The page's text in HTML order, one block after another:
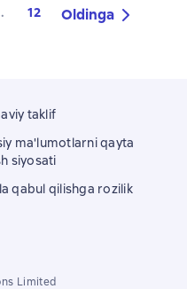
12 Oldinga
taklif
ma'lumotlarni qayta
siyosati
qabul qilishga rozilik
Limited